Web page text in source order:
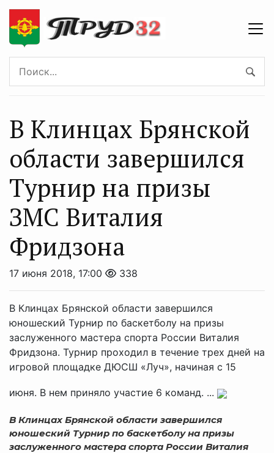
В Клинцах Брянской
области завершился
Турнир на призы
ЗМС Виталия
Фридзона
17 июня 2018, 17:00 338
В Клинцах Брянской области завершился
юношеский Турнир по баскетболу на призы
заслуженного мастера спорта России Виталия
Фридзона. Турнир проходил в течение трех дней на
игровой площадке ДЮСШ «Луч», начиная с 15
июня. В нем приняло участие 6 команд. ...
В Клинцах Брянской области завершился
юношеский Турнир по баскетболу на призы
заслуженного мастера спорта России Виталия